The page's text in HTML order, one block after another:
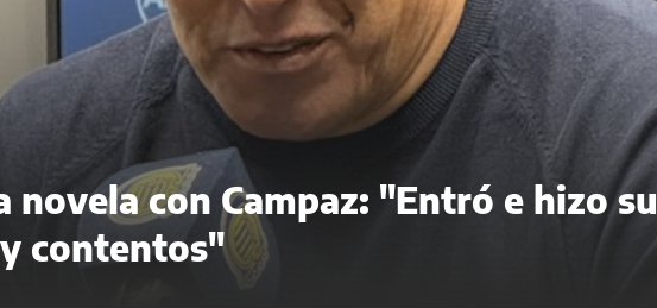
novela con Campaz: "Entró e hizo su
contentos"